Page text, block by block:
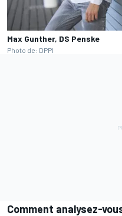
Max Gunther, DS Penske
Photo de: DPPI
Comment analysez-